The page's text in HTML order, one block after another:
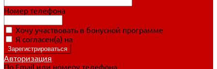
Номер телефона
Хочу участвовать в бонусной программе
Я согласен(а) на
Авторизация
По Email или номеру телефона